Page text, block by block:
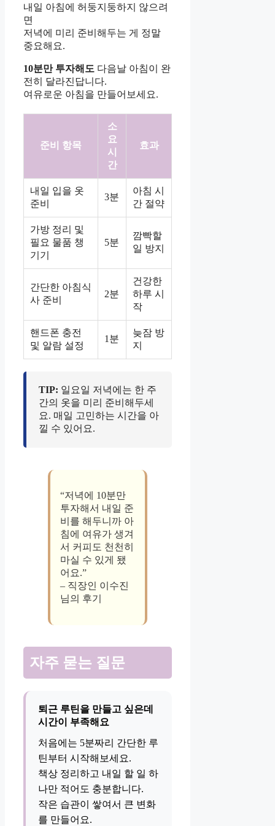
내일 아침에 허둥지둥하지 않으려
면
저녁에 미리 준비해두는 게 정말
중요해요.
10분만 투자해도 다음날 아침이 완
전히 달라진답니다.
여유로운 아침을 만들어보세요.
준비 항목
소
요
시
간
효과
내일 입을 옷
준비
3분
아침 시
간 절약
가방 정리 및
필요 물품 챙
기기
5분
깜빡할
일 방지
간단한 아침식
사 준비
2분
건강한
하루 시
작
핸드폰 충전
및 알람 설정
1분
늦잠 방
지
TIP: 일요일 저녁에는 한 주
간의 옷을 미리 준비해두세
요. 매일 고민하는 시간을 아
낄 수 있어요.
“저녁에 10분만
투자해서 내일 준
비를 해두니까 아
침에 여유가 생겨
서 커피도 천천히
마실 수 있게 됐
어요.”
– 직장인 이수진
님의 후기
자주 묻는 질문
퇴근 루틴을 만들고 싶은데
시간이 부족해요
처음에는 5분짜리 간단한 루
틴부터 시작해보세요.
책상 정리하고 내일 할 일 하
나만 적어도 충분합니다.
작은 습관이 쌓여서 큰 변화
를 만들어요.